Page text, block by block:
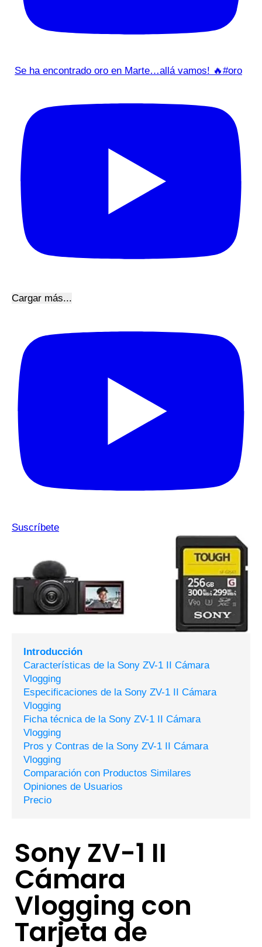
Se ha encontrado oro en Marte…allá vamos! 🔥#oro
Cargar más...
Suscríbete
Introducción
Características de la Sony ZV-1 II Cámara
Vlogging
Especificaciones de la Sony ZV-1 II Cámara
Vlogging
Ficha técnica de la Sony ZV-1 II Cámara
Vlogging
Pros y Contras de la Sony ZV-1 II Cámara
Vlogging
Comparación con Productos Similares
Opiniones de Usuarios
Precio
Sony ZV-1 II
Cámara
Vlogging con
Tarjeta de